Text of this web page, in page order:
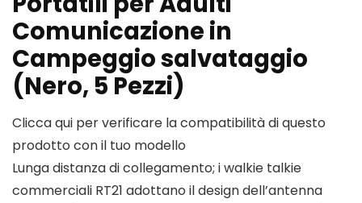
Comunicazione in
Campeggio salvataggio
(Nero, 5 Pezzi)
Clicca qui per verificare la compatibilità di questo
prodotto con il tuo modello
Lunga distanza di collegamento; i walkie talkie
commerciali RT21 adottano il design dell’antenna